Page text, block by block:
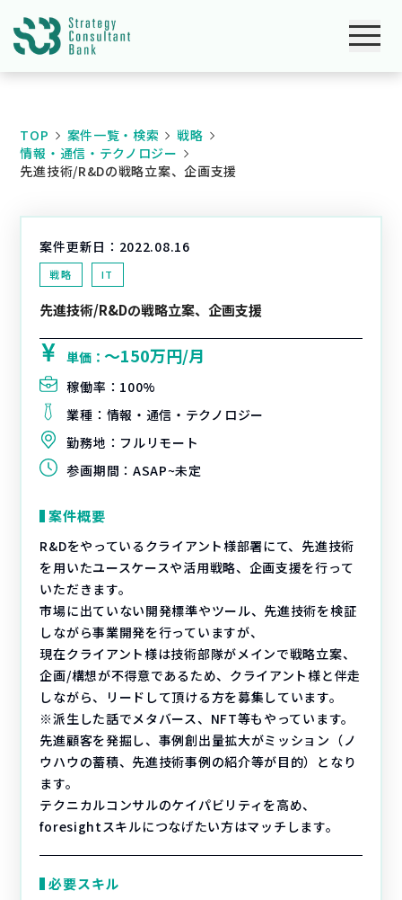
TOP 案件一覧・検索
戦略
情報・通信・テクノロジー
先進技術/R&Dの戦略立案、企画支援
案件更新日： 2022.08.16
戦略 IT
先進技術/R&Dの戦略立案、企画支援
単価：〜150万円/月
稼働率： 100%
業種： 情報・通信・テクノロジー
勤務地： フルリモート
参画期間： ASAP~未定
案件概要
R&Dをやっているクライアント様部署にて、先進技術
を用いたユースケースや活用戦略、企画支援を行って
いただきます。
市場に出ていない開発標準やツール、先進技術を検証
しながら事業開発を行っていますが、
現在クライアント様は技術部隊がメインで戦略立案、
企画/構想が不得意であるため、クライアント様と伴走
しながら、リードして頂ける方を募集しています。
※派生した話でメタバース、NFT等もやっています。
先進顧客を発掘し、事例創出量拡大がミッション（ノ
ウハウの蓄積、先進技術事例の紹介等が目的）となり
ます。
テクニカルコンサルのケイパビリティを高め、
foresightスキルにつなげたい方はマッチします。
必要スキル